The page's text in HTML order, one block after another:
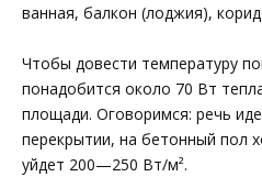
ванная, балкон (лоджия),
Чтобы довести температуру
понадобится около 70 Вт
площади. Оговоримся: речь
перекрытии, на бетонный пол
уйдет 200—250 Вт/м².